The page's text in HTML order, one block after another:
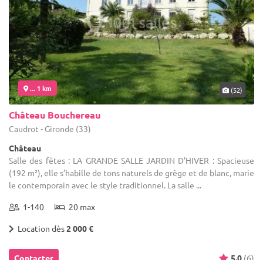
... 1 km (52)
Château Bouchereau
Caudrot - Gironde (33)
Château
Salle des fêtes : LA GRANDE SALLE JARDIN D'HIVER : Spacieuse
(192 m²), elle s’habille de tons naturels de grège et de blanc, marie
le contemporain avec le style traditionnel. La salle ...
1-140 20 max
Location dès2 000 €
Contacter 5.0 (6)